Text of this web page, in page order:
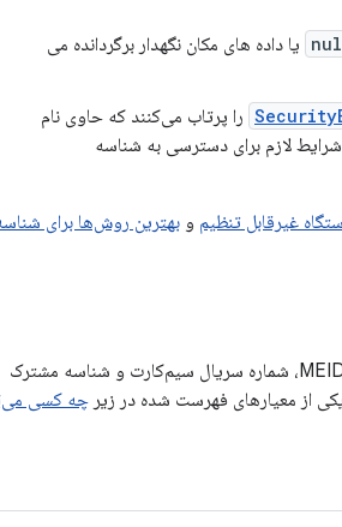
یا داده های مکان نگهدار برگردانده می
را پرتاب می‌کنند که حاوی نام
لازم برای دسترسی به شناسه
غیرقابل تنظیم و بهترین روش‌ها برای
از دسترسی به شماره سریال دستگاه و در صورت لزوم به IMEI یا MEID، شماره سریال سیم‌کارت و شناسه مشترک
از معیارهای فهرست شده در زیر چه کسی